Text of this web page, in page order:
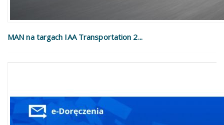
MAN na targach IAA Transportation 2...